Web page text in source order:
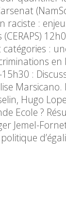
raciste :
:
en
:
Marsicano.
Hugo
Ecole ?
Jemel-